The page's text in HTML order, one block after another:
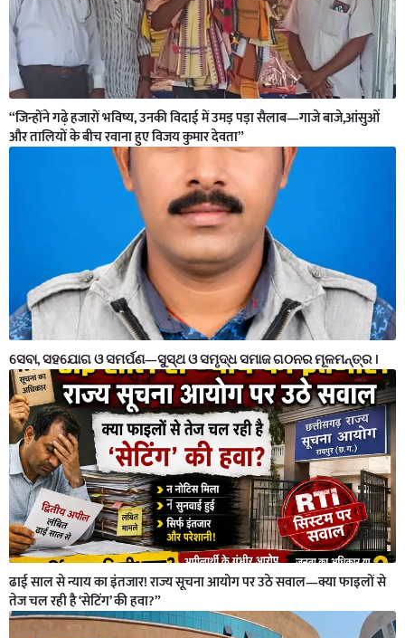
“जिन्होंने गढ़े हजारों भविष्य, उनकी विदाई में उमड़ पड़ा सैलाब—गाजे बाजे,आंसुओं
और तालियों के बीच रवाना हुए विजय कुमार देवता”
ସେବା, ସହଯୋଗ ଓ ସମର୍ପଣ—ସୁସ୍ଥ ଓ ସମୃଦ୍ଧ ସମାଜ ଗଠନର ମୂଳମନ୍ତ୍ର ।
ढाई साल से न्याय का इंतजार! राज्य सूचना आयोग पर उठे सवाल—क्या फाइलों से
तेज चल रही है ‘सेटिंग’ की हवा?”